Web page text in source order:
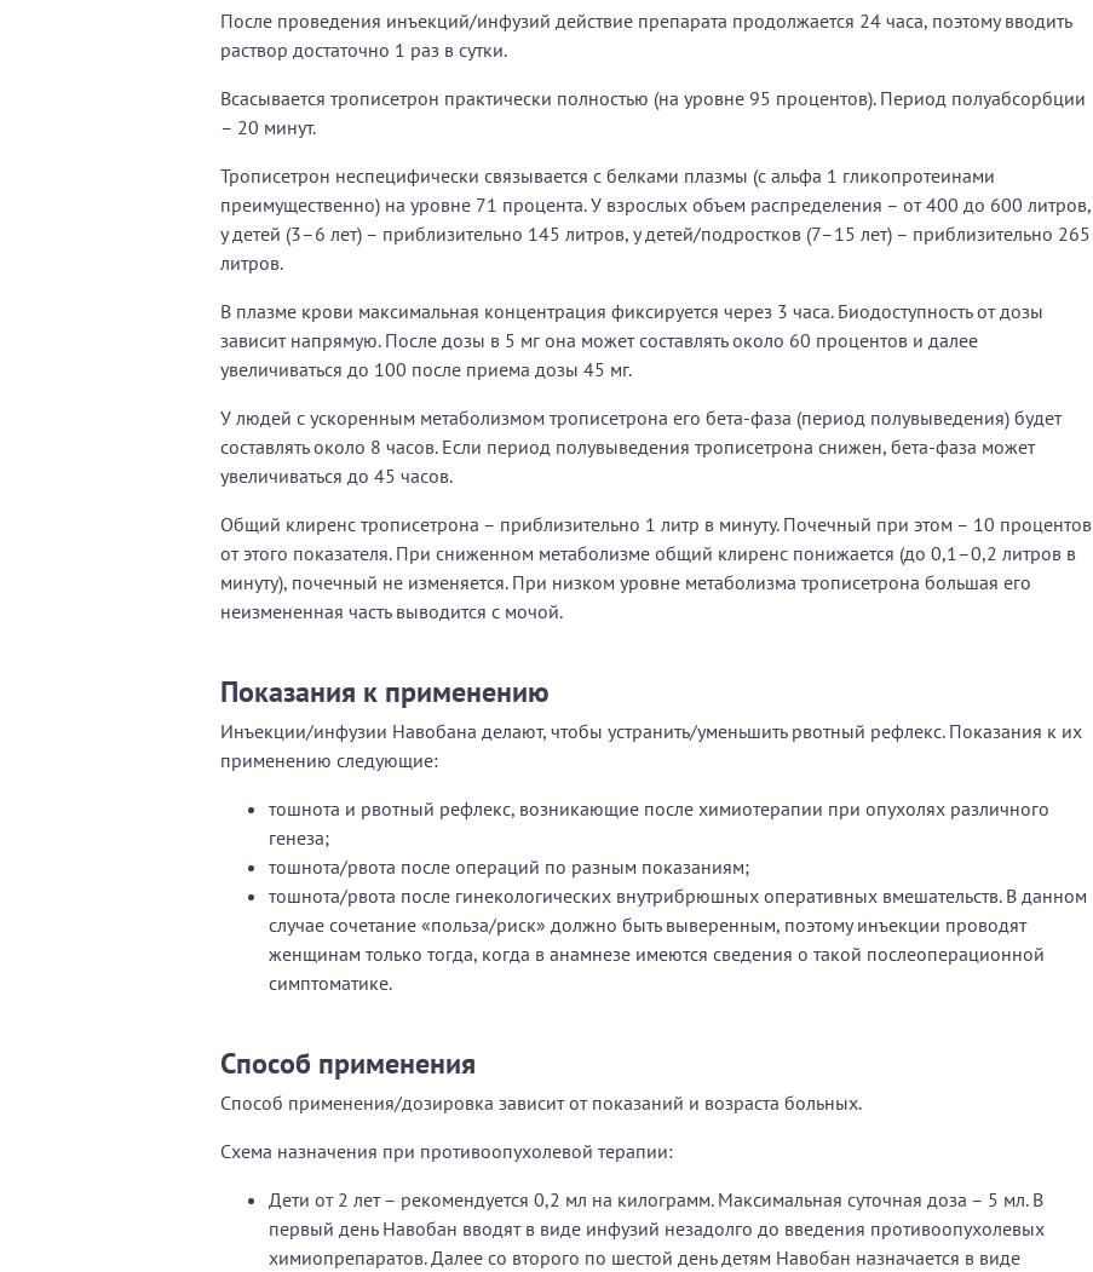
После проведения инъекций/инфузий действие препарата продолжается 24 часа, поэтому вводить
раствор достаточно 1 раз в сутки.
Всасывается трописетрон практически полностью (на уровне 95 процентов). Период полуабсорбции
– 20 минут.
Трописетрон неспецифически связывается с белками плазмы (с альфа 1 гликопротеинами
преимущественно) на уровне 71 процента. У взрослых объем распределения – от 400 до 600 литров,
у детей (3–6 лет) – приблизительно 145 литров, у детей/подростков (7–15 лет) – приблизительно 265
литров.
В плазме крови максимальная концентрация фиксируется через 3 часа. Биодоступность от дозы
зависит напрямую. После дозы в 5 мг она может составлять около 60 процентов и далее
увеличиваться до 100 после приема дозы 45 мг.
У людей с ускоренным метаболизмом трописетрона его бета-фаза (период полувыведения) будет
составлять около 8 часов. Если период полувыведения трописетрона снижен, бета-фаза может
увеличиваться до 45 часов.
Общий клиренс трописетрона – приблизительно 1 литр в минуту. Почечный при этом – 10 процентов
от этого показателя. При сниженном метаболизме общий клиренс понижается (до 0,1–0,2 литров в
минуту), почечный не изменяется. При низком уровне метаболизма трописетрона большая его
неизмененная часть выводится с мочой.
Показания к применению
Инъекции/инфузии Навобана делают, чтобы устранить/уменьшить рвотный рефлекс. Показания к их
применению следующие:
тошнота и рвотный рефлекс, возникающие после химиотерапии при опухолях различного
генеза;
тошнота/рвота после операций по разным показаниям;
тошнота/рвота после гинекологических внутрибрюшных оперативных вмешательств. В данном
случае сочетание «польза/риск» должно быть выверенным, поэтому инъекции проводят
женщинам только тогда, когда в анамнезе имеются сведения о такой послеоперационной
симптоматике.
Способ применения
Способ применения/дозировка зависит от показаний и возраста больных.
Схема назначения при противоопухолевой терапии:
Дети от 2 лет – рекомендуется 0,2 мл на килограмм. Максимальная суточная доза – 5 мл. В
первый день Навобан вводят в виде инфузий незадолго до введения противоопухолевых
химиопрепаратов. Далее со второго по шестой день детям Навобан назначается в виде